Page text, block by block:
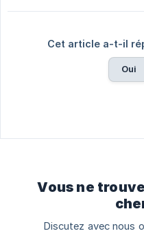
Cet article a-t-il
Oui
Vous ne
Discutez avec nous